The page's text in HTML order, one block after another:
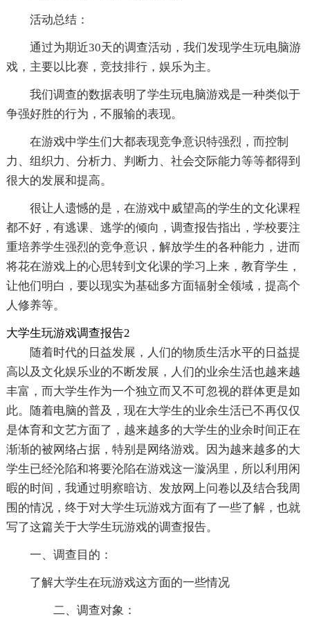
活动总结：
通过为期近30天的调查活动，我们发现学生玩电脑游
戏，主要以比赛，竞技排行，娱乐为主。
我们调查的数据表明了学生玩电脑游戏是一种类似于
争强好胜的行为，不服输的表现。
在游戏中学生们大都表现竞争意识特强烈，而控制
力、组织力、分析力、判断力、社会交际能力等等都得到
很大的发展和提高。
很让人遗憾的是，在游戏中威望高的学生的文化课程
都不好，有逃课、逃学的倾向，调查报告指出，学校要注
重培养学生强烈的竞争意识，解放学生的各种能力，进而
将花在游戏上的心思转到文化课的学习上来，教育学生，
让他们明白，要以现实为基础多方面辐射全领域，提高个
人修养等。
大学生玩游戏调查报告2
随着时代的日益发展，人们的物质生活水平的日益提
高以及文化娱乐业的不断发展，人们的业余生活也越来越
丰富，而大学生作为一个独立而又不可忽视的群体更是如
此。随着电脑的普及，现在大学生的业余生活已不再仅仅
是体育和文艺方面了，越来越多的大学生的业余时间正在
渐渐的被网络占据，特别是网络游戏。因为越来越多的大
学生已经沦陷和将要沦陷在游戏这一漩涡里，所以利用闲
暇的时间，我通过明察暗访、发放网上问卷以及结合我周
围的情况，终于对大学生玩游戏方面有了一些了解，也就
写了这篇关于大学生玩游戏的调查报告。
一、调查目的：
了解大学生在玩游戏这方面的一些情况
二、调查对象：